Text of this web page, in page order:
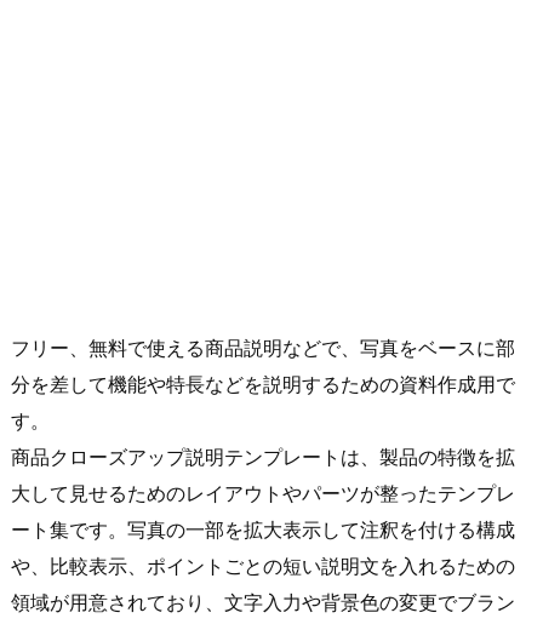
フリー、無料で使える商品説明などで、写真をベースに部
分を差して機能や特長などを説明するための資料作成用で
す。
商品クローズアップ説明テンプレートは、製品の特徴を拡
大して見せるためのレイアウトやパーツが整ったテンプレ
ート集です。写真の一部を拡大表示して注釈を付ける構成
や、比較表示、ポイントごとの短い説明文を入れるための
領域が用意されており、文字入力や背景色の変更でブラン